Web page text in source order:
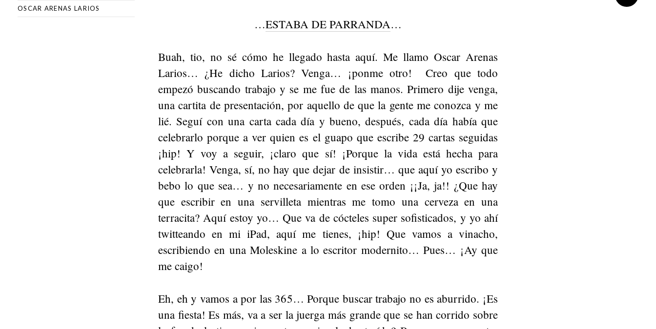
OSCAR ARENAS LARIOS
…ESTABA DE PARRANDA…
Buah, tio, no sé cómo he llegado hasta aquí. Me llamo Oscar Arenas
Larios… ¿He dicho Larios? Venga… ¡ponme otro! Creo que todo
empezó buscando trabajo y se me fue de las manos. Primero dije venga,
una cartita de presentación, por aquello de que la gente me conozca y me
lié. Seguí con una carta cada día y bueno, después, cada día había que
celebrarlo porque a ver quien es el guapo que escribe 29 cartas seguidas
¡hip! Y voy a seguir, ¡claro que sí! ¡Porque la vida está hecha para
celebrarla! Venga, sí, no hay que dejar de insistir… que aquí yo escribo y
bebo lo que sea… y no necesariamente en ese orden ¡¡Ja, ja!! ¿Que hay
que escribir en una servilleta mientras me tomo una cerveza en una
terracita? Aquí estoy yo… Que va de cócteles super sofisticados, y yo ahí
twitteando en mi iPad, aquí me tienes, ¡hip! Que vamos a vinacho,
escribiendo en una Moleskine a lo escritor modernito… Pues… ¡Ay que
me caigo!
Eh, eh y vamos a por las 365… Porque buscar trabajo no es aburrido. ¡Es
una fiesta! Es más, va a ser la juerga más grande que se han corrido sobre